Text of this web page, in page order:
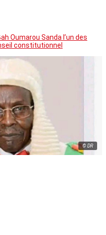
Oumarou Sanda l’un des
constitutionnel
© DR